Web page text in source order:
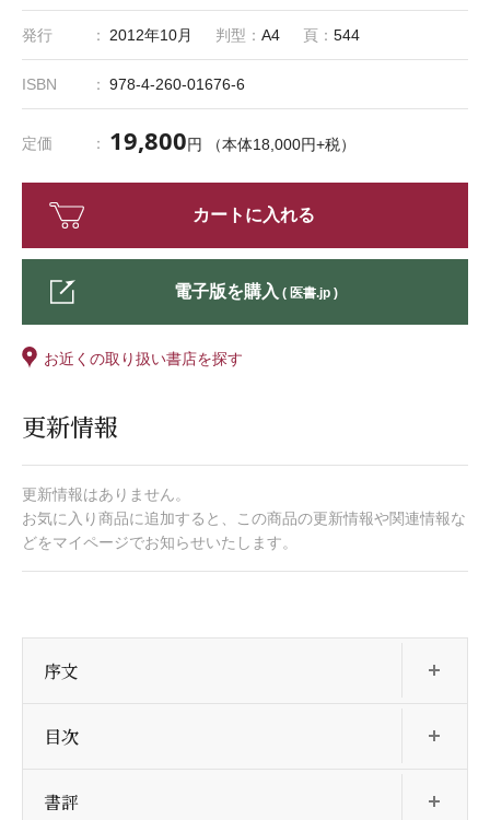
発行 2012年10月 判型： A4 頁： 544
ISBN 978-4-260-01676-6
定価 19,800円 （本体18,000円+税）
カートに入れる
電子版を購入 ( 医書.jp )
お近くの取り扱い書店を探す
更新情報
更新情報はありません。
お気に入り商品に追加すると、この商品の更新情報や関連情報な
どをマイページでお知らせいたします。
序文
目次
書評